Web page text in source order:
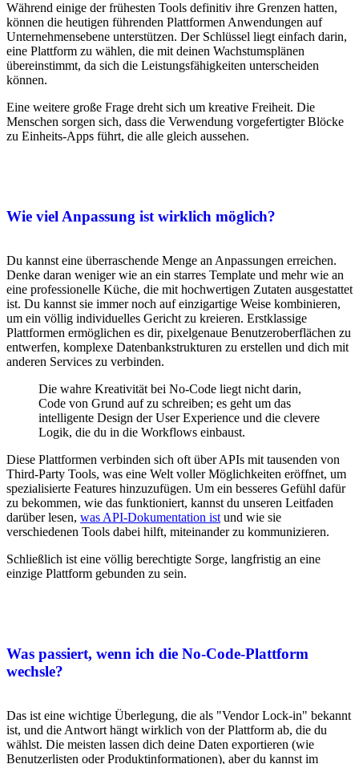
Während einige der frühesten Tools definitiv ihre Grenzen hatten,
können die heutigen führenden Plattformen Anwendungen auf
Unternehmensebene unterstützen. Der Schlüssel liegt einfach darin,
eine Plattform zu wählen, die mit deinen Wachstumsplänen
übereinstimmt, da sich die Leistungsfähigkeiten unterscheiden
können.
Eine weitere große Frage dreht sich um kreative Freiheit. Die
Menschen sorgen sich, dass die Verwendung vorgefertigter Blöcke
zu Einheits-Apps führt, die alle gleich aussehen.
Wie viel Anpassung ist wirklich möglich?
Du kannst eine überraschende Menge an Anpassungen erreichen.
Denke daran weniger wie an ein starres Template und mehr wie an
eine professionelle Küche, die mit hochwertigen Zutaten ausgestattet
ist. Du kannst sie immer noch auf einzigartige Weise kombinieren,
um ein völlig individuelles Gericht zu kreieren. Erstklassige
Plattformen ermöglichen es dir, pixelgenaue Benutzeroberflächen zu
entwerfen, komplexe Datenbankstrukturen zu erstellen und dich mit
anderen Services zu verbinden.
Die wahre Kreativität bei No-Code liegt nicht darin,
Code von Grund auf zu schreiben; es geht um das
intelligente Design der User Experience und die clevere
Logik, die du in die Workflows einbaust.
Diese Plattformen verbinden sich oft über APIs mit tausenden von
Third-Party Tools, was eine Welt voller Möglichkeiten eröffnet, um
spezialisierte Features hinzuzufügen. Um ein besseres Gefühl dafür
zu bekommen, wie das funktioniert, kannst du unseren Leitfaden
darüber lesen, was API-Dokumentation ist und wie sie
verschiedenen Tools dabei hilft, miteinander zu kommunizieren.
Schließlich ist eine völlig berechtigte Sorge, langfristig an eine
einzige Plattform gebunden zu sein.
Was passiert, wenn ich die No-Code-Plattform
wechsle?
Das ist eine wichtige Überlegung, die als "Vendor Lock-in" bekannt
ist, und die Antwort hängt wirklich von der Plattform ab, die du
wählst. Die meisten lassen dich deine Daten exportieren (wie
Benutzerlisten oder Produktinformationen), aber du kannst im